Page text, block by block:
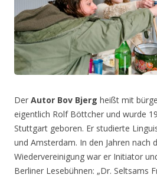
Der Autor Bov Bjerg heißt mit
eigentlich Rolf Böttcher und wurde
Stuttgart geboren. Er studierte
und Amsterdam. In den Jahren nach
Wiedervereinigung war er Initiator
Berliner Lesebühnen: „Dr. Seltsams